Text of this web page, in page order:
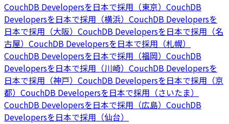
CouchDB Developersを日本で採用（東京） CouchDB
Developersを日本で採用（横浜） CouchDB Developersを
日本で採用（大阪） CouchDB Developersを日本で採用（名
古屋） CouchDB Developersを日本で採用（札幌）
CouchDB Developersを日本で採用（福岡） CouchDB
Developersを日本で採用（川崎） CouchDB Developersを
日本で採用（神戸） CouchDB Developersを日本で採用（京
都） CouchDB Developersを日本で採用（さいたま）
CouchDB Developersを日本で採用（広島） CouchDB
Developersを日本で採用（仙台）